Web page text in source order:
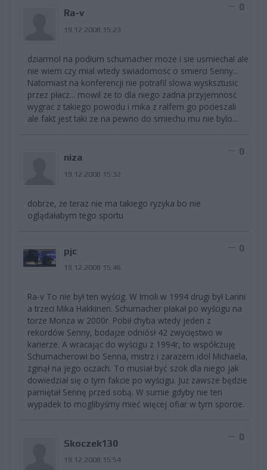
Ra-v
19.12.2008 15:23
0
dziarmol na podium schumacher moze i sie usmiechal ale
nie wiem czy mial wtedy swiadomosc o smierci Senny...
Natomiast na konferencji nie potrafil slowa wysksztusic
przez płacz... mowil ze to dla niego zadna przyjemnosc
wygrac z takiego powodu i mika z ralfem go pocieszali
ale fakt jest taki ze na pewno do smiechu mu nie bylo...
niza
19.12.2008 15:32
0
dobrze, że teraz nie ma takiego ryzyka bo nie
oglądałabym tego sportu
pjc
19.12.2008 15:46
0
Ra-v To nie był ten wyścig. W Imoli w 1994 drugi był Larini
a trzeci Mika Hakkinen. Schumacher płakał po wyścigu na
torze Monza w 2000r. Pobił chyba wtedy jeden z
rekordów Senny, bodajże odniósł 42 zwycięstwo w
karierze. A wracając do wyścigu z 1994r, to współczuję
Schumacherowi bo Senna, mistrz i zarazem idol Michaela,
zginął na jego oczach. To musiał być szok dla niego jak
dowiedział się o tym fakcie po wyścigu. Już zawsze będzie
pamiętał Sennę przed sobą. W sumie gdyby nie ten
wypadek to moglibyśmy mieć więcej ofiar w tym sporcie.
Skoczek130
19.12.2008 15:54
0